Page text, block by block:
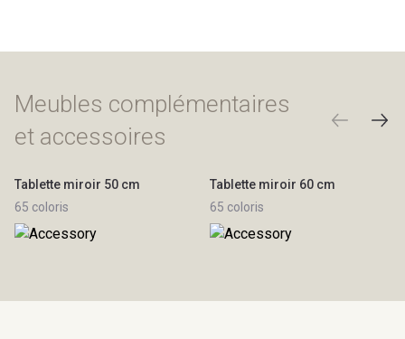
18 couleurs
39 couleurs - 1 finition
Meubles complémentaires
et accessoires
Tablette miroir 50 cm
65 coloris
Tablette miroir 60 cm
65 coloris